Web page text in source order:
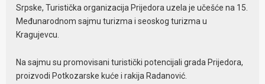
Srpske, Turistička organizacija Prijedora uzela je učešće na 15.
Međunarodnom sajmu turizma i seoskog turizma u
Kragujevcu.
Na sajmu su promovisani turistički potencijali grada Prijedora,
proizvodi Potkozarske kuće i rakija Radanović.